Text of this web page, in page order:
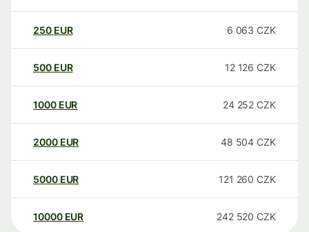
250 EUR 6 063 CZK
500 EUR 12 126 CZK
1000 EUR 24 252 CZK
2000 EUR 48 504 CZK
5000 EUR 121 260 CZK
10000 EUR 242 520 CZK